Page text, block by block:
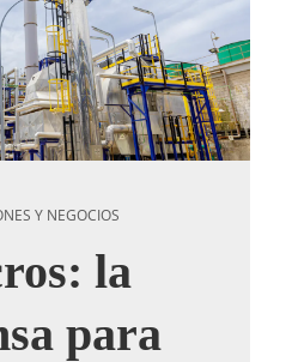
Y NEGOCIOS
la
para